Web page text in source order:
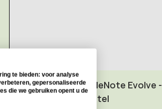
HUMANWARE BrailleNote Evolve -
Braille notitietoestel
te bieden: voor analyse
gepersonaliseerde
die we gebruiken opent u de